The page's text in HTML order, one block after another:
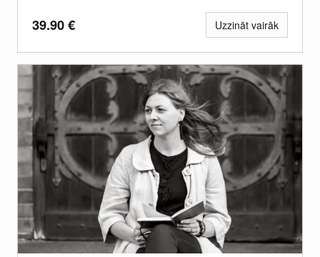
nostiprināt pārliecību par savām komunikatīvajām
spējām.
39.90€ Uzzināt vairāk